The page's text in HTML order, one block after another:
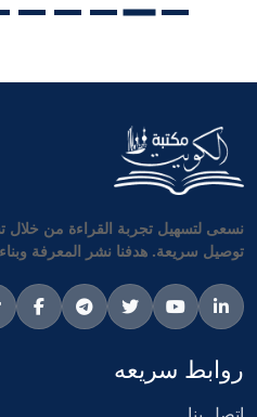
نسعى لتسهيل تجربة القراءة من
توصيل سريعة. هدفنا نشر المعرفة
روابط سريعه